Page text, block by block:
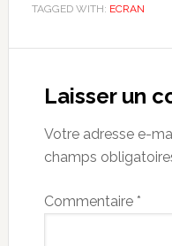
TAGGED WITH: ECRAN
Interactions
Laisser un
Votre adresse e-
champs
Commentaire *